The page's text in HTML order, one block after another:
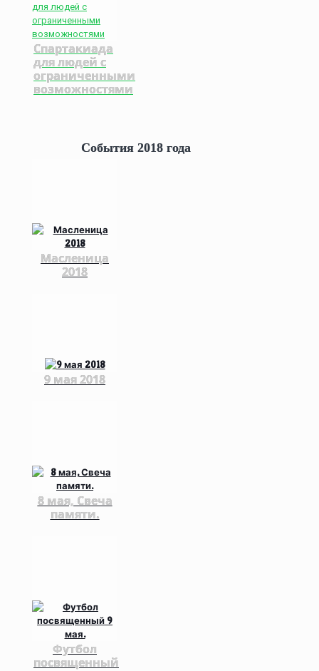
Спартакиада
для людей с
ограниченными
возможностями
События 2018 года
Масленица
2018
9 мая 2018
8 мая, Свеча
памяти.
Футбол
посвященный